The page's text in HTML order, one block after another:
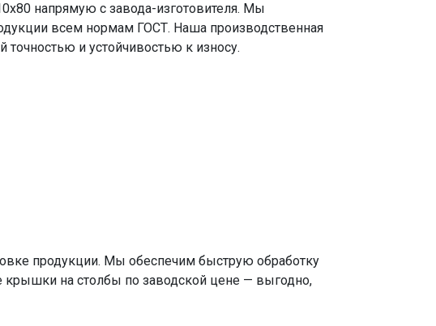
напрямую с завода-изготовителя. Мы
всем нормам ГОСТ. Наша производственная
и устойчивостью к износу.
продукции. Мы обеспечим быструю обработку
крышки на столбы по заводской цене — выгодно,